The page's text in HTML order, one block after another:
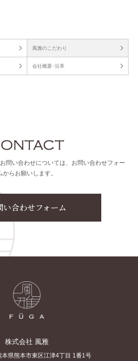
風雅のこだわり
会社概要･沿革
問い合わせについては、お問い合わせフォー
からお願いします。
い合わせフォーム
株式会社 風雅
県熊本市東区江津4丁目 1番1号